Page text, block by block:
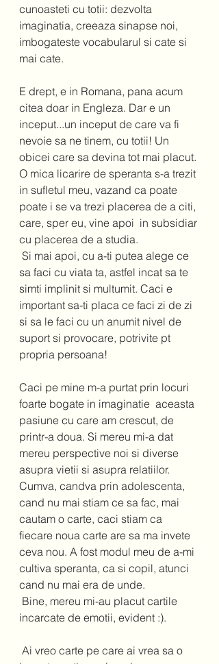
cunoasteti cu totii: dezvolta
imaginatia, creeaza sinapse noi,
imbogateste vocabularul si cate si
mai cate.
E drept, e in Romana, pana acum
citea doar in Engleza. Dar e un
inceput...un inceput de care va fi
nevoie sa ne tinem, cu totii! Un
obicei care sa devina tot mai placut.
O mica licarire de speranta s-a trezit
in sufletul meu, vazand ca poate
poate i se va trezi placerea de a citi,
care, sper eu, vine apoi  in subsidiar
cu placerea de a studia.
sa faci cu viata ta, astfel incat sa te
simti implinit si multumit. Caci e
important sa-ti placa ce faci zi de zi
si sa le faci cu un anumit nivel de
suport si provocare, potrivite pt
propria persoana!
Caci pe mine m-a purtat prin locuri
foarte bogate in imaginatie  aceasta
pasiune cu care am crescut, de
printr-a doua. Si mereu mi-a dat
mereu perspective noi si diverse
asupra vietii si asupra relatiilor.
Cumva, candva prin adolescenta,
cand nu mai stiam ce sa fac, mai
cautam o carte, caci stiam ca
fiecare noua carte are sa ma invete
ceva nou. A fost modul meu de a-mi
cultiva speranta, ca si copil, atunci
cand nu mai era de unde.
incarcate de emotii, evident :).